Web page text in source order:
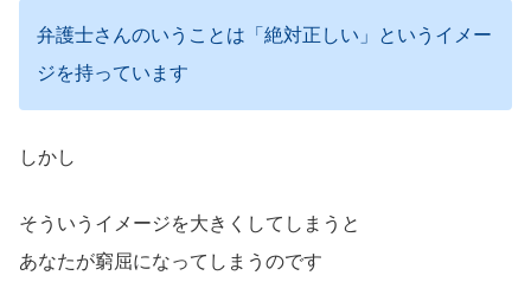
弁護士さんのいうことは「絶対正しい」というイメー
ジを持っています
しかし
そういうイメージを大きくしてしまうと
あなたが窮屈になってしまうのです